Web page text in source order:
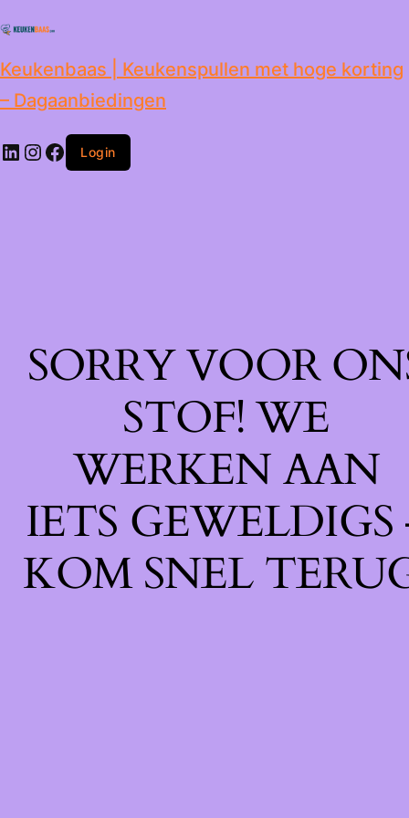
inhoud
Keukenbaas | Keukenspullen met hoge korting
– Dagaanbiedingen
Login
SORRY VOOR
STOF! WE
WERKEN AAN
IETS GEWELDIGS
KOM SNEL